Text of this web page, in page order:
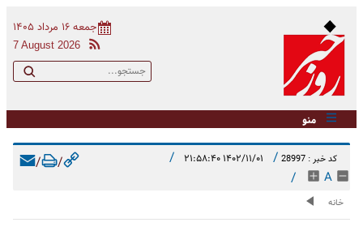
جمعه ۱۶ مرداد ۱۴۰۵
7 August 2026
منو
کد خبر : 28997 / ۱۴۰۲/۱۱/۰۱ ۲۱:۵۸:۴۰ /
A
/
/
/
خانه